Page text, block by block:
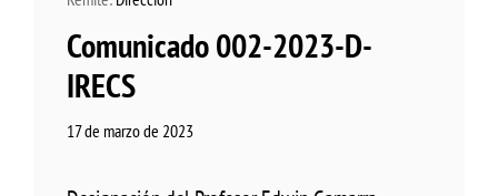
Comunicado 002-2023-D-
IRECS
17 de marzo de 2023